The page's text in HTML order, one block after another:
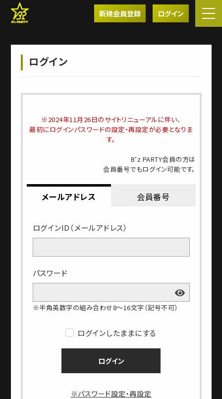
新規会員登録 ログイン
ログイン
※2024年11月26日のサイトリニューアルに伴い、
最初にログインパスワードの設定・再設定が必要となりま
す。
B’z PARTY会員の方は
会員番号でもログイン可能です。
メールアドレス 会員番号
ログインID（メールアドレス）
パスワード
※半角英数字の組み合わせ8～16文字（記号不可）
ログインしたままにする
ログイン
※パスワード設定・再設定